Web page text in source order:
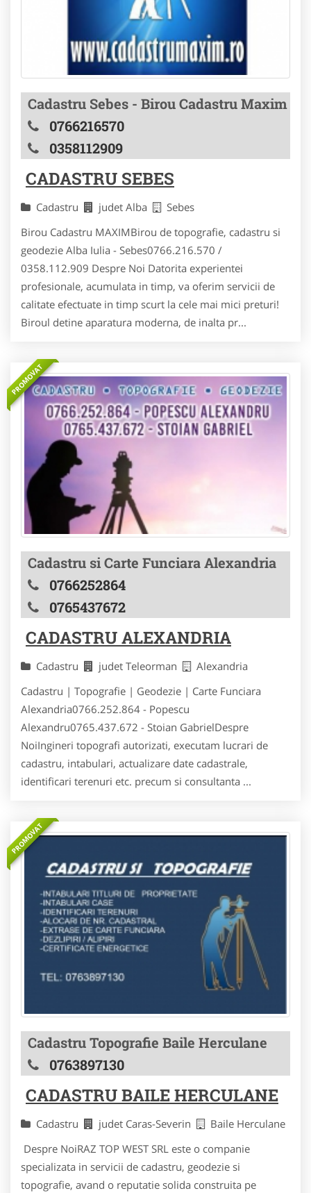
Cadastru Sebes - Birou Cadastru Maxim
0766216570
0358112909
CADASTRU SEBES
Cadastru judet Alba
Sebes
Birou Cadastru MAXIMBirou de topografie, cadastru si
geodezie Alba Iulia - Sebes0766.216.570 /
0358.112.909 Despre Noi Datorita experientei
profesionale, acumulata in timp, va oferim servicii de
calitate efectuate in timp scurt la cele mai mici preturi!
Biroul detine aparatura moderna, de inalta pr...
PROMOVAT
Cadastru si Carte Funciara Alexandria
0766252864
0765437672
CADASTRU ALEXANDRIA
Cadastru judet Teleorman
Alexandria
Cadastru | Topografie | Geodezie | Carte Funciara
Alexandria0766.252.864 - Popescu
Alexandru0765.437.672 - Stoian GabrielDespre
NoiIngineri topografi autorizati, executam lucrari de
cadastru, intabulari, actualizare date cadastrale,
identificari terenuri etc. precum si consultanta ...
PROMOVAT
Cadastru Topografie Baile Herculane
0763897130
CADASTRU BAILE HERCULANE
Cadastru judet Caras-Severin
Baile Herculane
Despre NoiRAZ TOP WEST SRL este o companie
specializata in servicii de cadastru, geodezie si
topografie, avand o reputatie solida construita pe